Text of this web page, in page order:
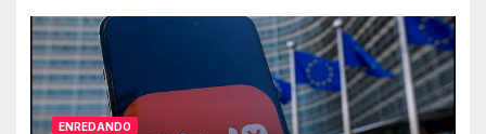
ENREDANDO